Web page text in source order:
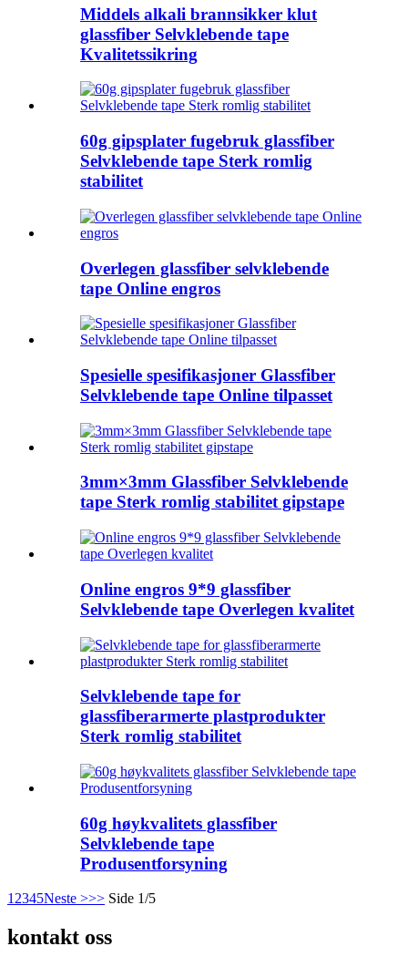
Middels alkali brannsikker klut
glassfiber Selvklebende tape
Kvalitetssikring
60g gipsplater fugebruk glassfiber
Selvklebende tape Sterk romlig
stabilitet
Overlegen glassfiber selvklebende
tape Online engros
Spesielle spesifikasjoner Glassfiber
Selvklebende tape Online tilpasset
3mm×3mm Glassfiber Selvklebende
tape Sterk romlig stabilitet gipstape
Online engros 9*9 glassfiber
Selvklebende tape Overlegen kvalitet
Selvklebende tape for
glassfiberarmerte plastprodukter
Sterk romlig stabilitet
60g høykvalitets glassfiber
Selvklebende tape
Produsentforsyning
12345Neste >>> Side 1/5
kontakt oss